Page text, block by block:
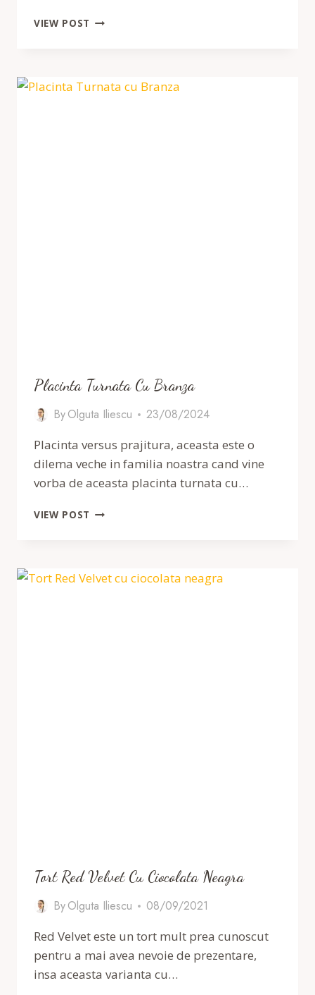
VIEW POST CHEESECAKE
Placinta Turnata Cu Branza
ByOlguta Iliescu
23/08/2024
Placinta versus prajitura, aceasta este o
dilema veche in familia noastra cand vine
vorba de aceasta placinta turnata cu…
VIEW POST PLACINTA
Tort Red Velvet Cu Ciocolata Neagra
ByOlguta Iliescu
08/09/2021
Red Velvet este un tort mult prea cunoscut
pentru a mai avea nevoie de prezentare,
insa aceasta varianta cu…